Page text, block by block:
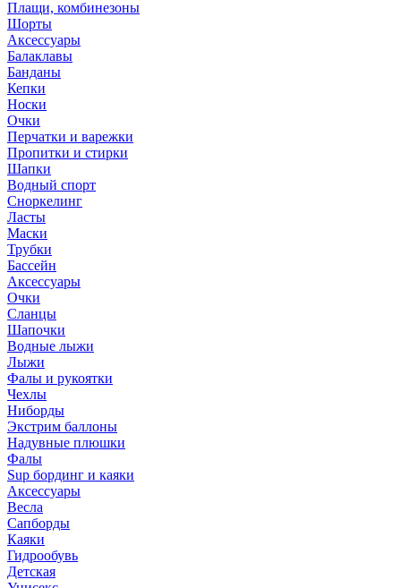
Плащи, комбинезоны
Шорты
Аксессуары
Балаклавы
Банданы
Кепки
Носки
Очки
Перчатки и варежки
Пропитки и стирки
Шапки
Водный спорт
Сноркелинг
Ласты
Маски
Трубки
Бассейн
Аксессуары
Очки
Сланцы
Шапочки
Водные лыжи
Лыжи
Фалы и рукоятки
Чехлы
Ниборды
Экстрим баллоны
Надувные плюшки
Фалы
Sup бординг и каяки
Аксессуары
Весла
Сапборды
Каяки
Гидрообувь
Детская